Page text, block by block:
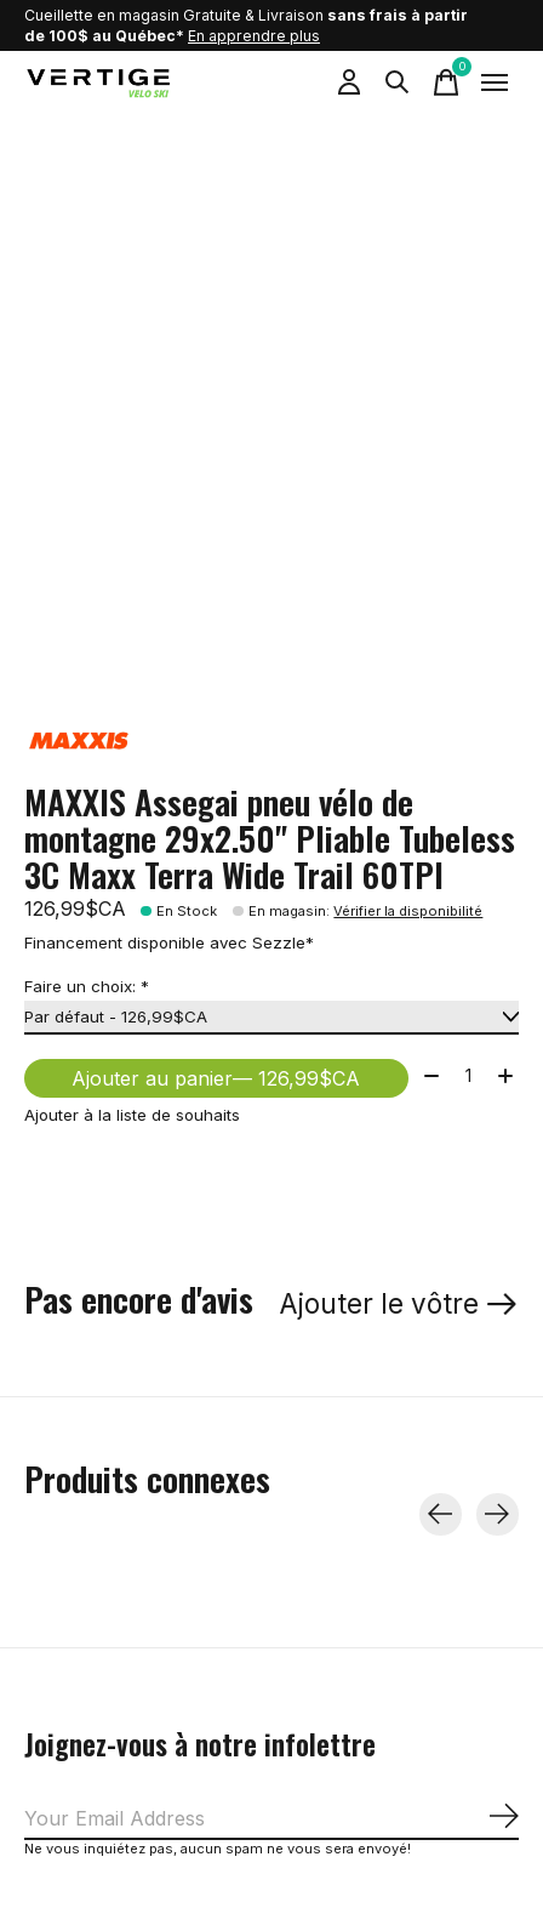
Cueillette en magasin Gratuite & Livraison sans frais à partir
de 100$ au Québec* En apprendre plus
0items
MAXXIS Assegai pneu vélo de
montagne 29x2.50" Pliable Tubeless
3C Maxx Terra Wide Trail 60TPI
126,99$CA En Stock En magasin:Vérifier la disponibilité
Financement disponible avec Sezzle*
Faire un choix: *
Ajouter au panier — 126,99$CA Quantité:
Ajouter à la liste de souhaits
Pas encore d'avis Ajouter le vôtre
Produits connexes
Joignez-vous à notre infolettre
Ne vous inquiétez pas, aucun spam ne vous sera envoyé!